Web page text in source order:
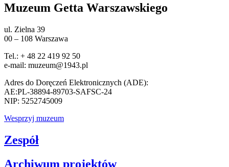
Muzeum Getta Warszawskiego
ul. Zielna 39
00 – 108 Warszawa
Tel.: + 48 22 419 92 50
e-mail: muzeum@1943.pl
Adres do Doręczeń Elektronicznych (ADE):
AE:PL-38894-89703-SAFSC-24
NIP: 5252745009
Wesprzyj muzeum
Zespół
Archiwum projektów